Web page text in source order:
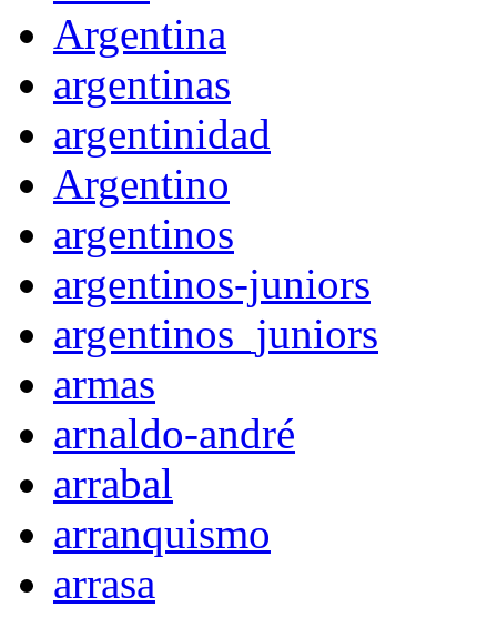
Argentina
argentinas
argentinidad
Argentino
argentinos
argentinos-juniors
argentinos_juniors
armas
arnaldo-andré
arrabal
arranquismo
arrasa